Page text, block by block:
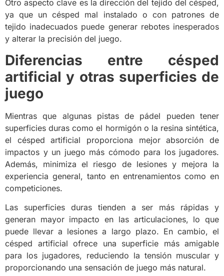
Otro aspecto clave es la dirección del tejido del césped,
ya que un césped mal instalado o con patrones de
tejido inadecuados puede generar rebotes inesperados
y alterar la precisión del juego.
Diferencias entre césped
artificial y otras superficies de
juego
Mientras que algunas pistas de pádel pueden tener
superficies duras como el hormigón o la resina sintética,
el césped artificial proporciona mejor absorción de
impactos y un juego más cómodo para los jugadores.
Además, minimiza el riesgo de lesiones y mejora la
experiencia general, tanto en entrenamientos como en
competiciones.
Las superficies duras tienden a ser más rápidas y
generan mayor impacto en las articulaciones, lo que
puede llevar a lesiones a largo plazo. En cambio, el
césped artificial ofrece una superficie más amigable
para los jugadores, reduciendo la tensión muscular y
proporcionando una sensación de juego más natural.